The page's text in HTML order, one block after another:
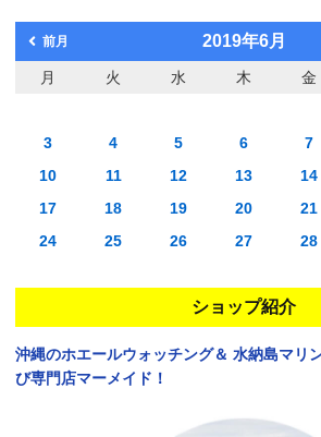
前月 2019年6月
月 火 水 木 金
3
4 5 6 7
10
11 12 13 14
17
18 19 20 21
24
25 26 27 28
ショップ紹介
沖縄のホエールウォッチング＆ 水納島マリ
び専門店マーメイド！